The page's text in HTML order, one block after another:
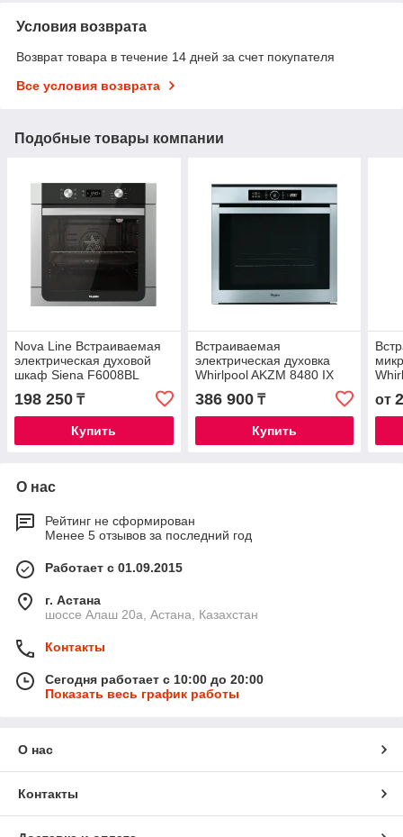
Условия возврата
Возврат товара в течение 14 дней за счет покупателя
Все условия возврата
Подобные товары компании
Nova Line Встраиваемая
электрическая духовой
шкаф Siena F6008BL
198 250 ₸
Купить
Встраиваемая
электрическая духовка
Whirlpool AKZM 8480 IX
386 900₸
Купить
от
О нас
Рейтинг не сформирован
Менее 5 отзывов за последний год
Работает с 01.09.2015
г. Астана
шоссе Алаш 20а, Астана, Казахстан
Контакты
Сегодня работает с 10:00 до 20:00
Показать весь график работы
О нас
Контакты